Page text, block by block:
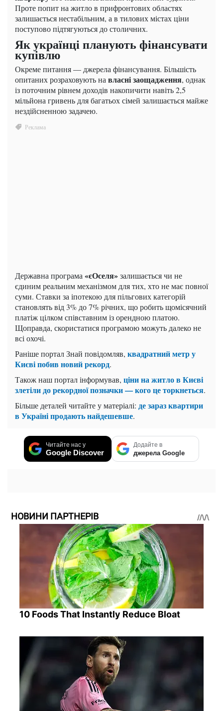
Проте попит на житло в прифронтових областях
залишається нестабільним, а в тилових містах ціни
поступово підтягуються до столичних.
Як українці планують фінансувати
купівлю
Окреме питання — джерела фінансування. Більшість
опитаних розраховують на власні заощадження, однак
із поточним рівнем доходів накопичити навіть 2,5
мільйона гривень для багатьох сімей залишається майже
нездійсненною задачею.
Державна програма «єОселя»залишається чи не
єдиним реальним механізмом для тих, хто не має повної
суми. Ставки за іпотекою для пільгових категорій
становлять від 3% до 7% річних, що робить щомісячний
платіж цілком співставним із орендною платою.
Щоправда, скористатися програмою можуть далеко не
всі охочі.
Раніше портал Знай повідомляв, квадратний метр у
Києві побив новий рекорд.
Також наш портал інформував, ціни на житло в Києві
злетіли до рекордної позначки — кого це торкнеться.
Більше деталей читайте у матеріалі: де зараз квартири
в Україні продають найдешевше.
Читайте нас у
Google Discover
Додайте в
джерела Google
НОВИНИ ПАРТНЕРІВ
10 Foods That Instantly Reduce Bloat